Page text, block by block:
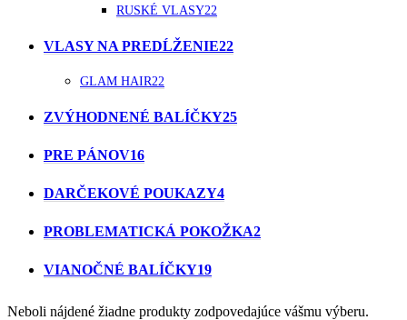
RUSKÉ VLASY22
VLASY NA PREDĹŽENIE22
GLAM HAIR22
ZVÝHODNENÉ BALÍČKY25
PRE PÁNOV16
DARČEKOVÉ POUKAZY4
PROBLEMATICKÁ POKOŽKA2
VIANOČNÉ BALÍČKY19
Neboli nájdené žiadne produkty zodpovedajúce vášmu výberu.